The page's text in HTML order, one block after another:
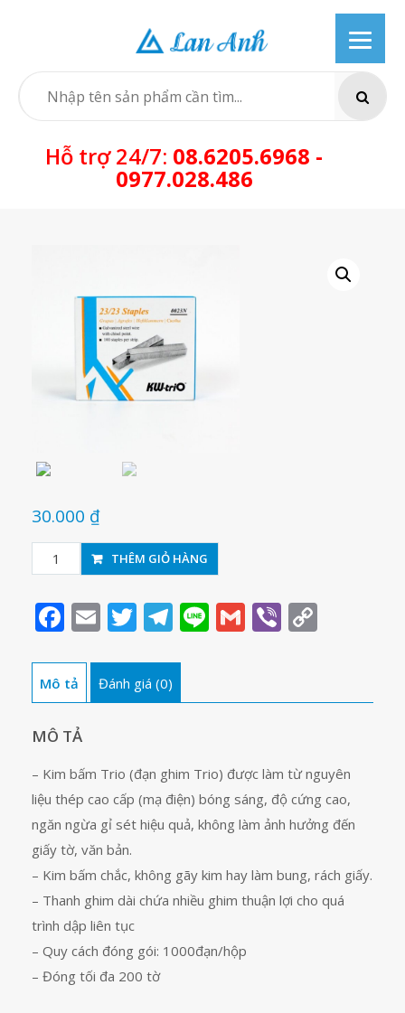
SEARCH
Hỗ trợ 24/7: 08.6205.6968 -
0977.028.486
30.000 ₫
Đạn
ghim
Trio
Ruột
ghim
lượng
THÊM GIỎ HÀNG
Facebook
EmailTwitter
Telegram
LineGmail
Viber
Mô tả Đánh giá (0)
MÔ TẢ
– Kim bấm Trio (đạn ghim Trio) được làm từ nguyên
liệu thép cao cấp (mạ điện) bóng sáng, độ cứng cao,
ngăn ngừa gỉ sét hiệu quả, không làm ảnh hưởng đến
giấy tờ, văn bản.
– Kim bấm chắc, không gãy kim hay làm bung, rách giấy.
– Thanh ghim dài chứa nhiều ghim thuận lợi cho quá
trình dập liên tục
– Quy cách đóng gói: 1000đạn/hộp
– Đóng tối đa 200 tờ